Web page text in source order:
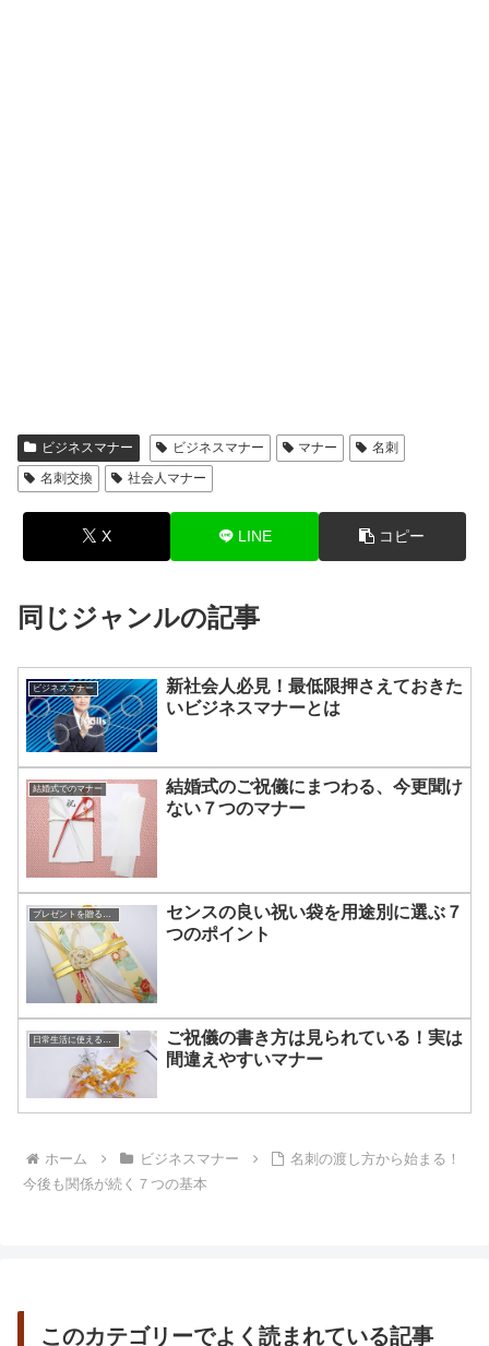
ビジネスマナー ビジネスマナー マナー
名刺
名刺交換
社会人マナー
X LINE コピー
同じジャンルの記事
ビジネスマナー
新社会人必見！最低限押さえておきた
いビジネスマナーとは
結婚式でのマナー
結婚式のご祝儀にまつわる、今更聞け
ない７つのマナー
プレゼントを贈るコツ
センスの良い祝い袋を用途別に選ぶ７
つのポイント
日常生活に使える知識やマナー
ご祝儀の書き方は見られている！実は
間違えやすいマナー
ホーム ビジネスマナー
名刺の渡し方から始まる！
今後も関係が続く７つの基本
このカテゴリーでよく読まれている記事